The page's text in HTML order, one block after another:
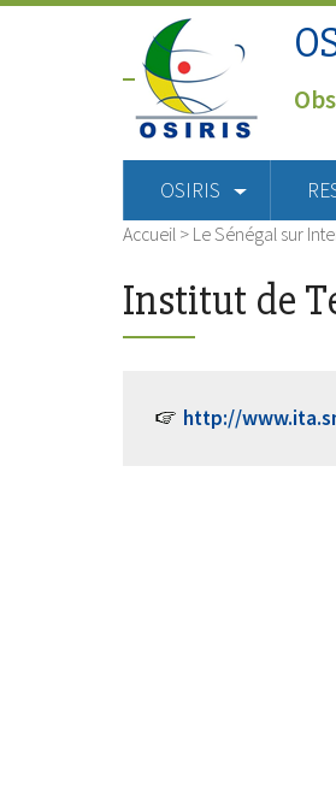
OSIRIS
Accueil > Le Sénégal sur
Institut de
http://